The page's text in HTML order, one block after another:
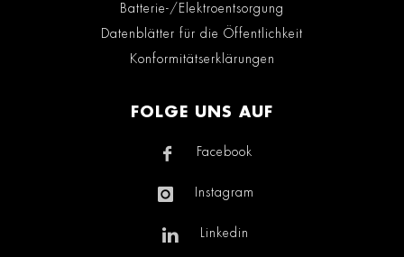
Batterie-/Elektroentsorgung
Datenblätter für die Öffentlichkeit
Konformitätserklärungen
FOLGE UNS AUF
Facebook
Instagram
Linkedin